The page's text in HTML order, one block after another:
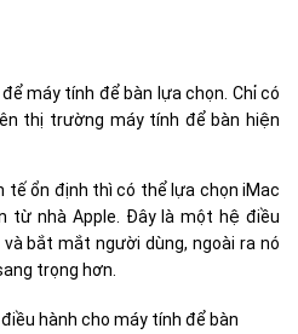
máy tính để bàn lựa chọn. Chỉ có
thị trường máy tính để bàn hiện
tế ổn định thì có thể lựa chọn iMac
từ nhà Apple. Đây là một hệ điều
bắt mắt người dùng, ngoài ra nó
trọng hơn.